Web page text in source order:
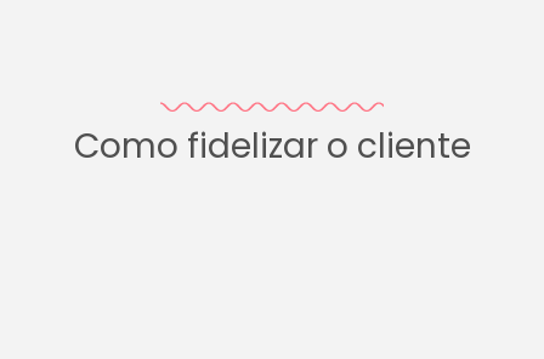
Como fidelizar o cliente